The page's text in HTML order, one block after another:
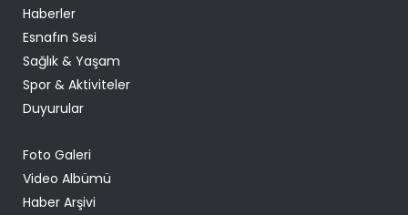
Haberler
Esnafın Sesi
Sağlık & Yaşam
Spor & Aktiviteler
Duyurular
Foto Galeri
Video Albümü
Haber Arşivi